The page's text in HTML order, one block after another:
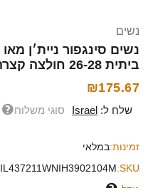
נשים
ביתית 26-28 חולצה קצרה
₪175.67
שלח ל: Israel סוגי משלוח
זמינות:במלאי
SKU:
IL437211WNIH3902104M